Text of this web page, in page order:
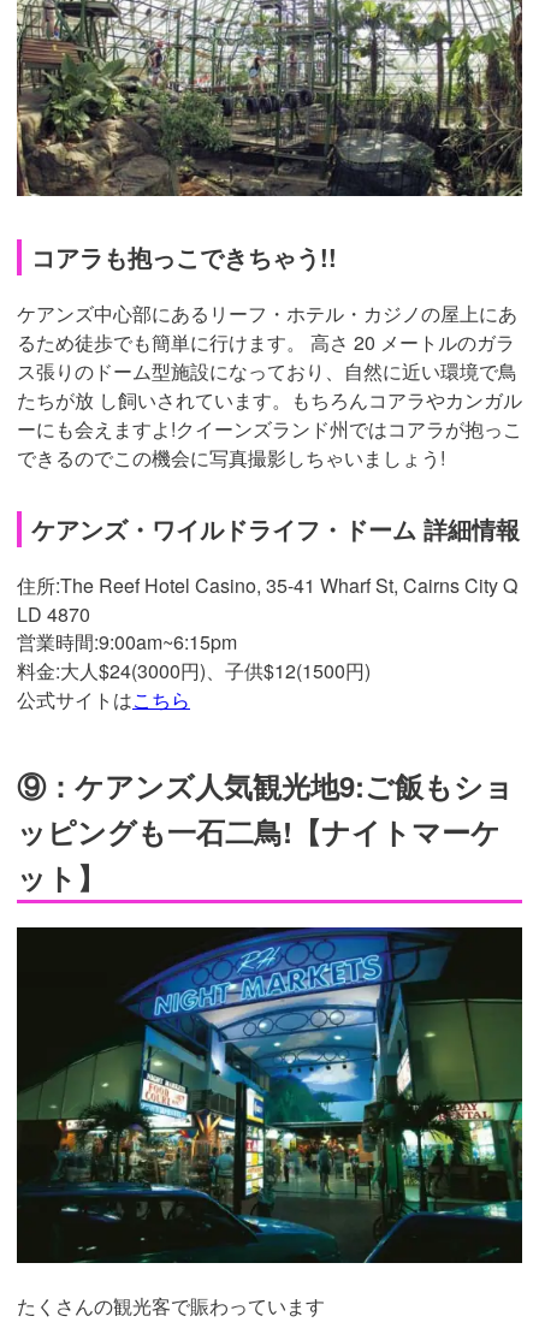
コアラも抱っこできちゃう!!
ケアンズ中心部にあるリーフ・ホテル・カジノの屋上にあ
るため徒歩でも簡単に行けます。 高さ 20 メートルのガラ
ス張りのドーム型施設になっており、自然に近い環境で鳥
たちが放 し飼いされています。もちろんコアラやカンガル
ーにも会えますよ!クイーンズランド州ではコアラが抱っこ
できるのでこの機会に写真撮影しちゃいましょう!
ケアンズ・ワイルドライフ・ドーム 詳細情報
住所:The Reef Hotel Casino, 35-41 Wharf St, Cairns City Q
LD 4870
営業時間:9:00am~6:15pm
料金:大人$24(3000円)、子供$12(1500円)
公式サイトはこちら
⑨：ケアンズ人気観光地9:ご飯もショ
ッピングも一石二鳥!【ナイトマーケ
ット】
たくさんの観光客で賑わっています